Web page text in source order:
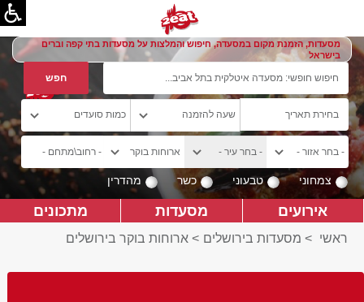
מסעדות, הזמנת מקום במסעדה, חיפוש והמלצות על מסעדות בתי קפה וברים
בישראל
צמחוני טבעוני כשר מהדרין
אירועים מסעדות מתכונים
ראשי > מסעדות בירושלים > ארוחות בוקר בירושלים